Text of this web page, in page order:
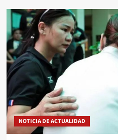
NOTICIA DE ACTUALIDAD